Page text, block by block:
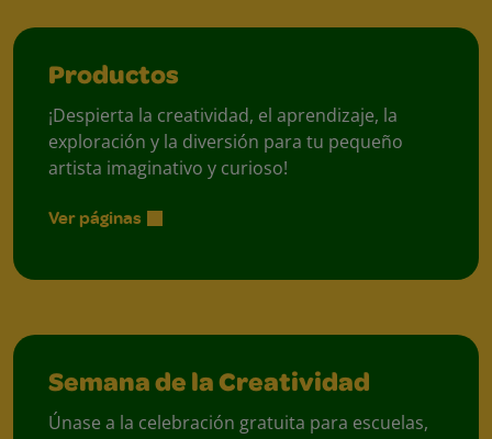
Productos
¡Despierta la creatividad, el aprendizaje, la
exploración y la diversión para tu pequeño
artista imaginativo y curioso!
Ver páginas
Semana de la Creatividad
Únase a la celebración gratuita para escuelas,